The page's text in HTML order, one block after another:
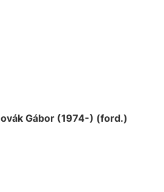
Gábor (1974-) (ford.)